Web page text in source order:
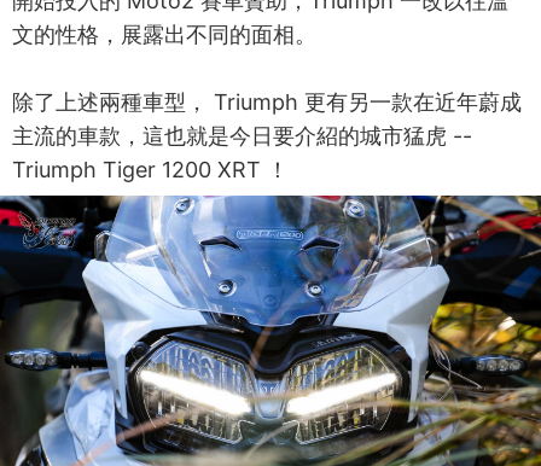
文的性格，展露出不同的面相。
除了上述兩種車型， Triumph 更有另一款在近年蔚成
主流的車款，這也就是今日要介紹的城市猛虎 --
Triumph Tiger 1200 XRT ！